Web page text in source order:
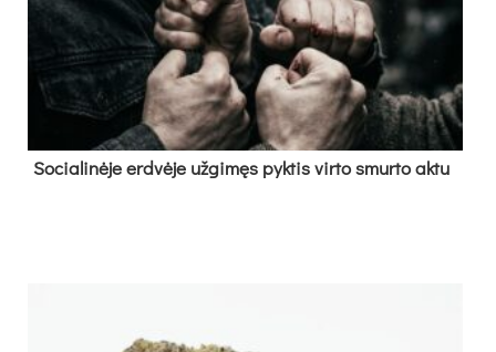
So­cia­li­nė­je erd­vė­je už­gi­męs pyk­tis vir­to smur­to ak­tu